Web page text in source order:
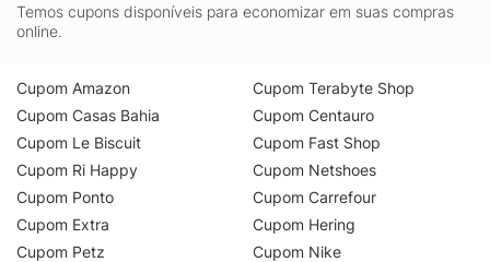
Temos cupons disponíveis para economizar em suas compras
online.
Cupom Amazon
Cupom Casas Bahia
Cupom Le Biscuit
Cupom Ri Happy
Cupom Ponto
Cupom Extra
Cupom Petz
Cupom Terabyte Shop
Cupom Centauro
Cupom Fast Shop
Cupom Netshoes
Cupom Carrefour
Cupom Hering
Cupom Nike